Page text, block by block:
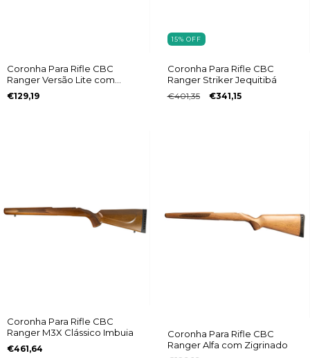
Coronha Para Rifle CBC
Ranger Versão Lite com
Zigrinado
€129,19
15% OFF
Coronha Para Rifle CBC
Ranger Striker Jequitibá
€401,35 €341,15
Coronha Para Rifle CBC
Ranger M3X Clássico Imbuia
€461,64
Coronha Para Rifle CBC
Ranger Alfa com Zigrinado